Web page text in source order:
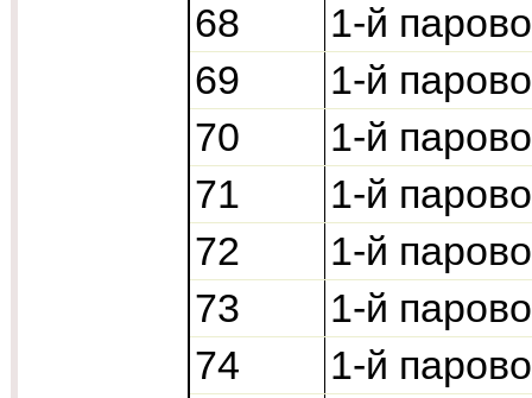
68
1-й
69
1-й
70
1-й
71
1-й
72
1-й
73
1-й
74
1-й